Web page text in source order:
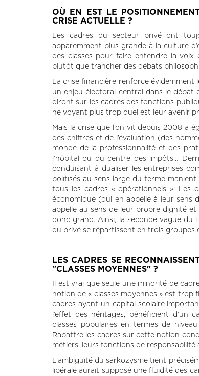
OÙ EN EST LE
CRISE ACTUELLE ?
Les cadres du secteur privé ont
apparemment plus grande à la culture
des classes pour faire entendre la voix
plutôt que trancher des débats
La crise financière renforce évidemment
un enjeu électoral central dans le débat
diront sur les cadres des fonctions
ne voyant plus trop quel est leur avenir
Mais la crise que l’on vit depuis 2008 a
des chiffres et de l’évaluation (des
monde de la professionnalité et des
l’hôpital ou du centre des impôts…
conduisant à dualiser les entreprises
politisés au sens large du terme
tous les cadres « opérationnels ». Les
économique (qui en appelle à leur sens
appelle au sens de leur propre dignité
donc grand. Ainsi, la seconde vague du
du privé se répartissent en trois groupes
LES CADRES SE
"CLASSES MOYENNES" ?
Il est vrai que seule une minorité de
notion de « classes moyennes » est trop
cadres ayant un capital scolaire
l’effet des héritages, bénéficient d’un
classes populaires en termes de
Rabattre les cadres sur cette notion
métiers, leurs fonctions de responsabilité
L’ambigüité du sarkozysme tient
libérale aurait supposé une fluidité des